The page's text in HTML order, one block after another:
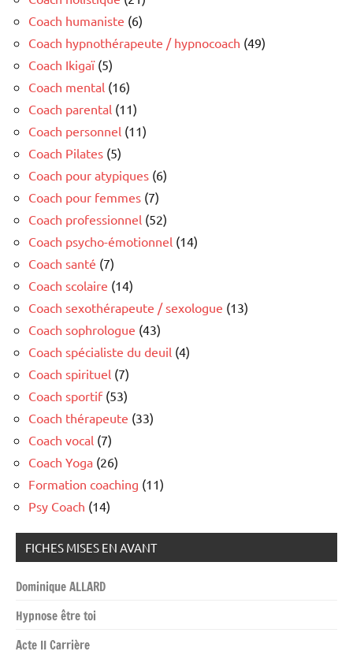
Coach humaniste (6)
Coach hypnothérapeute / hypnocoach (49)
Coach Ikigaï(5)
Coach mental (16)
Coach parental (11)
Coach personnel (11)
Coach Pilates (5)
Coach pour atypiques (6)
Coach pour femmes (7)
Coach professionnel (52)
Coach psycho-émotionnel (14)
Coach santé (7)
Coach scolaire (14)
Coach sexothérapeute / sexologue (13)
Coach sophrologue (43)
Coach spécialiste du deuil (4)
Coach spirituel (7)
Coach sportif(53)
Coach thérapeute (33)
Coach vocal (7)
Coach Yoga (26)
Formation coaching (11)
Psy Coach (14)
FICHES MISES EN AVANT
Dominique ALLARD
Hypnose être toi
Acte II Carrière